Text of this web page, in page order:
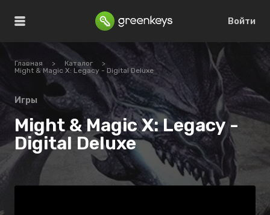
Войти
Главная > Каталог
>
Might & Magic X: Legacy - Digital Deluxe
Игры
Might & Magic X: Legacy -
Digital Deluxe